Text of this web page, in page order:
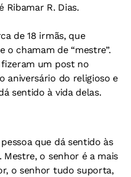
Ribamar R. Dias.
de 18 irmãs, que
o chamam de “mestre”.
um post no
aniversário do religioso e
sentido à vida delas.
que dá sentido às
Mestre, o senhor é a mais
o senhor tudo suporta,